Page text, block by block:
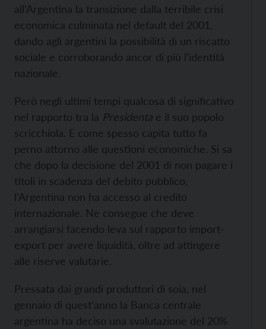
all’Argentina la transizione dalla terribile crisi
economica culminata nel default del 2001,
dando agli argentini la possibilità di un riscatto
sociale e corroborando ancor di più l’identità
nazionale.
Però negli ultimi tempi qualcosa di significativo
nel rapporto tra la Presidenta e il suo popolo
scricchiola. E come spesso capita tutto fa
perno attorno alle questioni economiche. Si sa
che dopo la decisione del 2001 di non pagare i
titoli in scadenza del debito pubblico,
l’Argentina non ha accesso al credito
internazionale. Ne consegue che deve
arrangiarsi facendo leva sul rapporto import-
export per avere liquidità, oltre ad attingere
alle riserve valutarie.
Pressata dai grandi produttori di soia, nel
gennaio di quest’anno la Banca centrale
argentina ha deciso una svalutazione del 20%